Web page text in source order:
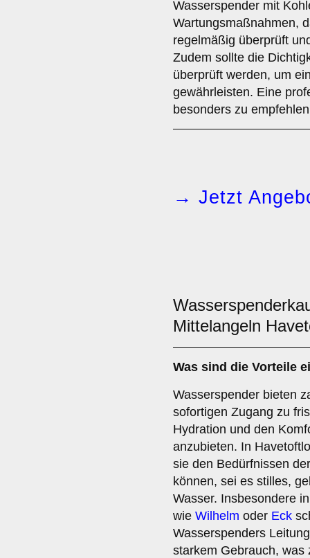
Wasserspender mit
Wartungsmaßnahmen,
regelmäßig überprüft
Zudem sollte die
überprüft werden, um
gewährleisten. Eine
besonders zu
→ Jetzt
Mittelangeln
Was sind die Vorteile
Wasserspender bieten
sofortigen Zugang zu
Hydration und den
anzubieten. In
sie den Bedürfnissen
können, sei es stilles,
Wasser. Insbesondere
wie Wilhelm oder Eck
Wasserspenders
starkem Gebrauch, was